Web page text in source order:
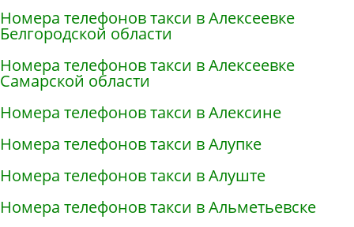
Номера телефонов такси в Алексеевке
Белгородской области
Номера телефонов такси в Алексеевке
Самарской области
Номера телефонов такси в Алексине
Номера телефонов такси в Алупке
Номера телефонов такси в Алуште
Номера телефонов такси в Альметьевске